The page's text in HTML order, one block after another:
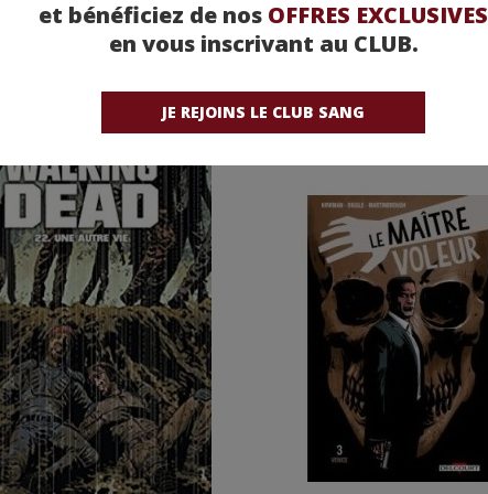
et bénéficiez de nos OFFRES EXCLUSIVES
en vous inscrivant au CLUB.
JE REJOINS LE CLUB SANG